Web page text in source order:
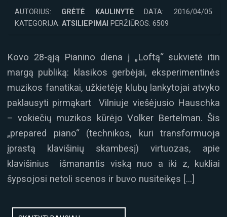
AUTORIUS: GRĖTĖ KAULINYTĖDATA: 2016/04/05
KATEGORIJA: ATSILIEPIMAI PERŽIŪROS: 6509
Kovo 28-ąją Pianino diena į „Loftą“ sukvietė itin
margą publiką: klasikos gerbėjai, eksperimentinės
muzikos fanatikai, užkietėję klubų lankytojai atvyko
paklausyti pirmąkart Vilniuje viešėjusio Hauschka
– vokiečių muzikos kūrėjo Volker Bertelman. Šis
„prepared piano“ (technikos, kuri transformuoja
įprastą klavišinių skambesį) virtuozas, apie
klavišinius išmanantis viską nuo a iki z, kukliai
šypsojosi netoli scenos ir buvo nusiteikęs […]